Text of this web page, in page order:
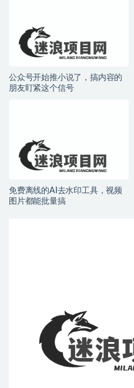
公众号开始推小说了，搞内容的
朋友盯紧这个信号
免费离线的AI去水印工具，视频
图片都能批量搞